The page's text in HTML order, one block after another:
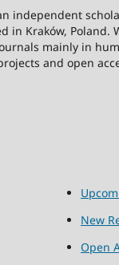
independent
in Kraków, Poland.
mainly in
and open
New
Open